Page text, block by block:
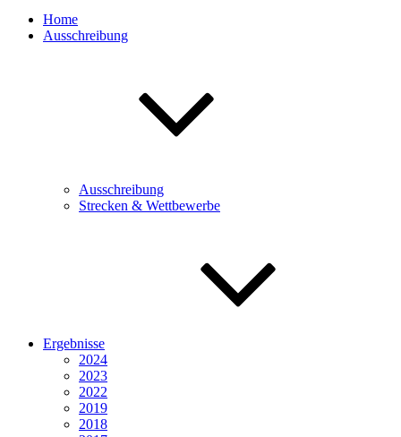
Home
Ausschreibung
Ausschreibung
Strecken & Wettbewerbe
Ergebnisse
2024
2023
2022
2019
2018